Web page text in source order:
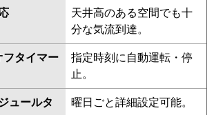
RPC-GP80RGHJ7 RPC-
GP80RGHJ6 RPC-GP80RGHJ5
RPCK-GP80RGHJ4 RPC-
GP80RGHJ4 RPCK-GP80RGHJ3
RPC-GP80RGHJ3
AP80GHJ7 RPCK-GP80RGHJ2
RPC-AP80GHJ7 RPC-GP80RGHJ2
天井高のある空間でも十
分な気流到達。
フタイマー
指定時刻に自動運転・停
止。
ュールタ
曜日ごと詳細設定可能。